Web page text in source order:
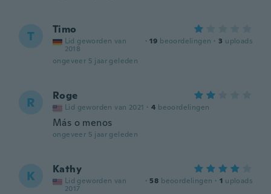
T Timo
Lid geworden van
2018
· 19 beoordelingen · 3 uploads
ongeveer 5 jaar geleden
R Roge
Lid geworden van 2021 · 4 beoordelingen
Más o menos
ongeveer 5 jaar geleden
K Kathy
Lid geworden van
2017
· 58 beoordelingen · 1 uploads